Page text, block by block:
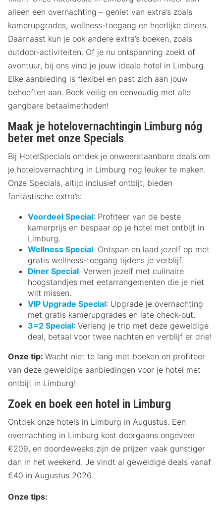
alleen een overnachting – geniet van extra’s zoals
kamerupgrades, wellness-toegang en heerlijke diners.
Daarnaast kun je ook andere extra’s boeken, zoals
outdoor-activiteiten. Of je nu ontspanning zoekt of
avontuur, bij ons vind je jouw ideale hotel in Limburg.
Elke aanbieding is flexibel en past zich aan jouw
behoeften aan. Boek veilig en eenvoudig met alle
gangbare betaalmethoden!
Maak je hotelovernachtingin Limburg nóg
beter met onze Specials
Bij HotelSpecials ontdek je onweerstaanbare deals om
je hotelovernachting in Limburg nog leuker te maken.
Onze Specials, altijd inclusief ontbijt, bieden
fantastische extra’s:
Voordeel Special: Profiteer van de beste
kamerprijs en bespaar op je hotel met ontbijt in
Limburg.
Wellness Special: Ontspan en laad jezelf op met
gratis wellness-toegang tijdens je verblijf.
Diner Special: Verwen jezelf met culinaire
hoogstandjes met eetarrangementen die je niet
wilt missen.
VIP Upgrade Special: Upgrade je overnachting
met gratis kamerupgrades en late check-out.
3=2 Special: Verleng je trip met deze geweldige
deal, betaal voor twee nachten en verblijf er drie!
Onze tip: Wacht niet te lang met boeken en profiteer
van deze geweldige aanbiedingen voor je hotel met
ontbijt in Limburg!
Zoek en boek een hotel in Limburg
Ontdek onze hotels in Limburg in Augustus. Een
overnachting in Limburg kost doorgaans ongeveer
€209, en doordeweeks zijn de prijzen vaak gunstiger
dan in het weekend. Je vindt al geweldige deals vanaf
€40 in Augustus 2026.
Onze tips: